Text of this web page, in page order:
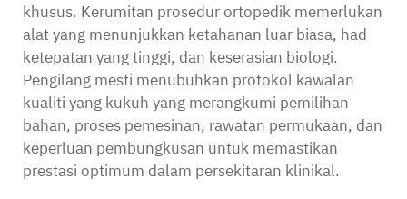
khusus. Kerumitan prosedur ortopedik memerlukan
alat yang menunjukkan ketahanan luar biasa, had
ketepatan yang tinggi, dan keserasian biologi.
Pengilang mesti menubuhkan protokol kawalan
kualiti yang kukuh yang merangkumi pemilihan
bahan, proses pemesinan, rawatan permukaan, dan
keperluan pembungkusan untuk memastikan
prestasi optimum dalam persekitaran klinikal.